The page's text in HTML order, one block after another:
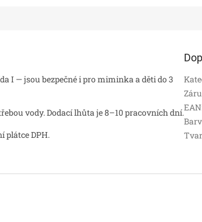
I — jsou bezpečné i pro miminka a děti do 3
vody. Dodací lhůta je 8–10 pracovních dní.
plátce DPH.
EAN